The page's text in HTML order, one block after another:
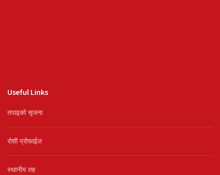
Useful Links
तपाइको सृजना
रोशी प्रोफाईल
स्थानीय तह